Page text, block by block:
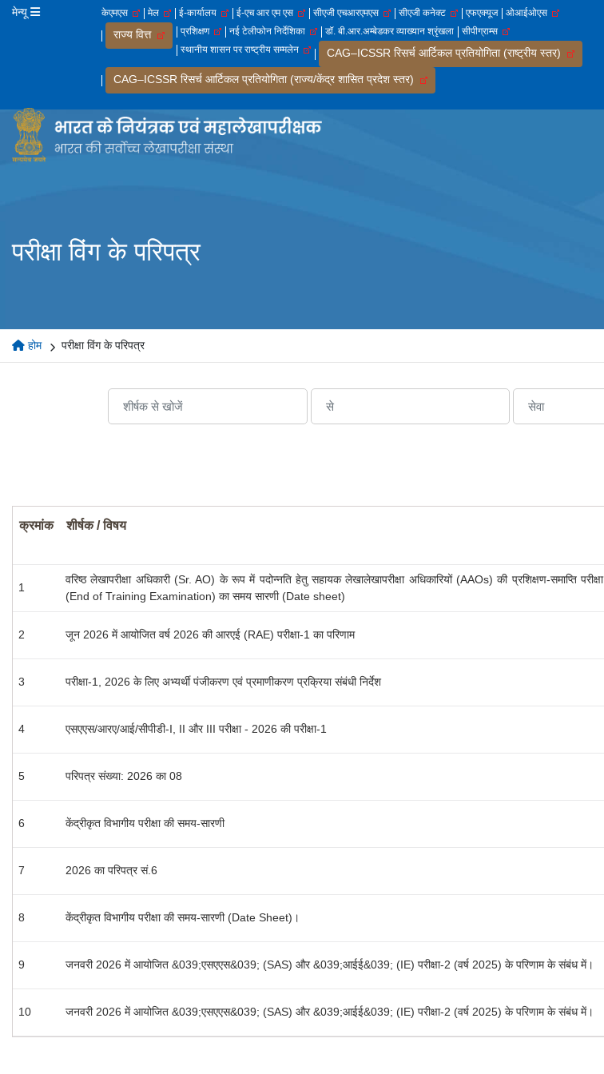
मेन्यू केएमएस मेल ई-कार्यालय ई-एच आर एम एस सीएजी एचआरएमएस सीएजी कनेक्ट एफएक्यूज ओआईओएस
राज्य वित्त प्रशिक्षण नई टेलीफोन निर्देशिका डॉ. बी.आर.अम्बेडकर व्याख्यान श्रृंखला
सीपीग्राम्स
स्थानीय शासन पर राष्ट्रीय सम्मलेन
CAG–ICSSR रिसर्च आर्टिकल प्रतियोगिता (राष्ट्रीय स्तर)
CAG–ICSSR रिसर्च आर्टिकल प्रतियोगिता (राज्य/केंद्र शासित प्रदेश स्तर)
परीक्षा विंग के परिपत्र
होम परीक्षा विंग के परिपत्र
क्रमांक शीर्षक / विषय
1
वरिष्ठ लेखापरीक्षा अधिकारी (Sr. AO) के रूप में पदोन्नति हेतु सहायक लेखालेखापरीक्षा अधिकारियों (AAOs) की प्रशिक्षण-समाप्ति परीक्षा
(End of Training Examination) का समय सारणी (Date sheet)
2 जून 2026 में आयोजित वर्ष 2026 की आरएई (RAE) परीक्षा-1 का परिणाम
3 परीक्षा-1, 2026 के लिए अभ्यर्थी पंजीकरण एवं प्रमाणीकरण प्रक्रिया संबंधी निर्देश
4 एसएएस/आरए/आई/सीपीडी-I, II और III परीक्षा - 2026 की परीक्षा-1
5 परिपत्र संख्या: 2026 का 08
6 केंद्रीकृत विभागीय परीक्षा की समय-सारणी
7 2026 का परिपत्र सं.6
8 केंद्रीकृत विभागीय परीक्षा की समय-सारणी (Date Sheet)।
9 जनवरी 2026 में आयोजित &039;एसएएस&039; (SAS) और &039;आईई&039; (IE) परीक्षा-2 (वर्ष 2025) के परिणाम के संबंध में।
10 जनवरी 2026 में आयोजित &039;एसएएस&039; (SAS) और &039;आईई&039; (IE) परीक्षा-2 (वर्ष 2025) के परिणाम के संबंध में।